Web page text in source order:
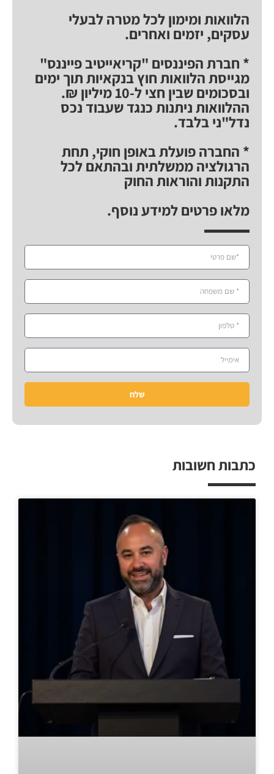
הלוואות ומימון לכל מטרה לבעלי
עסקים, יזמים ואחרים.
* חברת הפיננסים "קריאייטיב פייננס"
מגייסת הלוואות חוץ בנקאיות תוך ימים
ובסכומים שבין חצי ל-10 מיליון ₪.
ההלוואות ניתנות כנגד שעבוד נכס
נדל"ני בלבד.
* החברה פועלת באופן חוקי, תחת
הרגולציה ממשלתית ובהתאם לכל
התקנות והוראות החוק
מלאו פרטים למידע נוסף.
שלח
כתבות חשובות